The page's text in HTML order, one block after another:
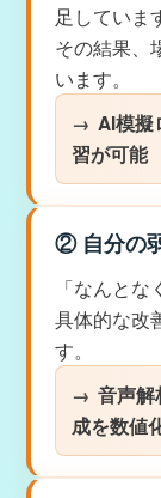
足していま
その結果、
います。
AI模擬
習が可能
② 自分の
「なんと
具体的な改
す。
音声解
成を数値